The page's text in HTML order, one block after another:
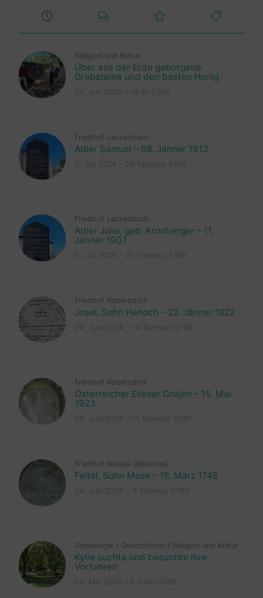
Religion und Kultur
Über aus der Erde geborgene
Grabsteine und den besten Honig
Friedhof Lackenbach
Adler Samuel – 08. Jänner 1913
Friedhof Lackenbach
Adler Julie, geb. Kronberger – 11.
Jänner 1907
Friedhof Kobersdorf
Josel, Sohn Henoch – 22. Jänner 1822
Friedhof Kobersdorf
Österreicher Elieser Chajim – 15. Mai
1923
Friedhof Nikolai (Mikolow)
Feitel, Sohn Mose – 18. März 1748
Genealogie / Geschichten / Religion und Kultur
Kylie suchte und besuchte ihre
Vorfahren